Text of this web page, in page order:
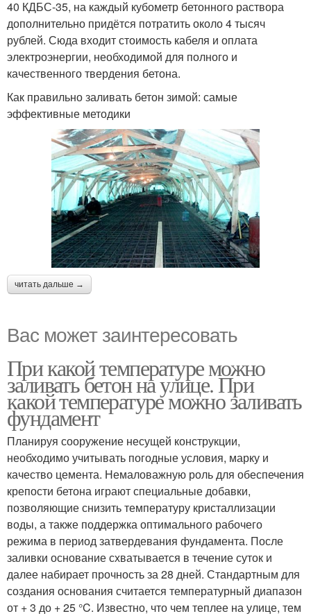
40 КДБС-35, на каждый кубометр бетонного раствора
дополнительно придётся потратить около 4 тысяч
рублей. Сюда входит стоимость кабеля и оплата
электроэнергии, необходимой для полного и
качественного твердения бетона.
Как правильно заливать бетон зимой: самые
эффективные методики
читать дальше →
Вас может заинтересовать
При какой температуре можно
заливать бетон на улице. При
какой температуре можно заливать
фундамент
Планируя сооружение несущей конструкции,
необходимо учитывать погодные условия, марку и
качество цемента. Немаловажную роль для обеспечения
крепости бетона играют специальные добавки,
позволяющие снизить температуру кристаллизации
воды, а также поддержка оптимального рабочего
режима в период затвердевания фундамента. После
заливки основание схватывается в течение суток и
далее набирает прочность за 28 дней. Стандартным для
создания основания считается температурный диапазон
от + 3 до + 25 °C. Известно, что чем теплее на улице, тем